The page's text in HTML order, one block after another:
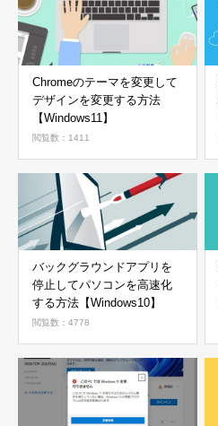
Chromeのテーマを変更して
デザインを変更する方法
【Windows11】
閲覧数：1411
バックグラウンドアプリを
停止してパソコンを高速化
する方法【Windows10】
閲覧数：4778